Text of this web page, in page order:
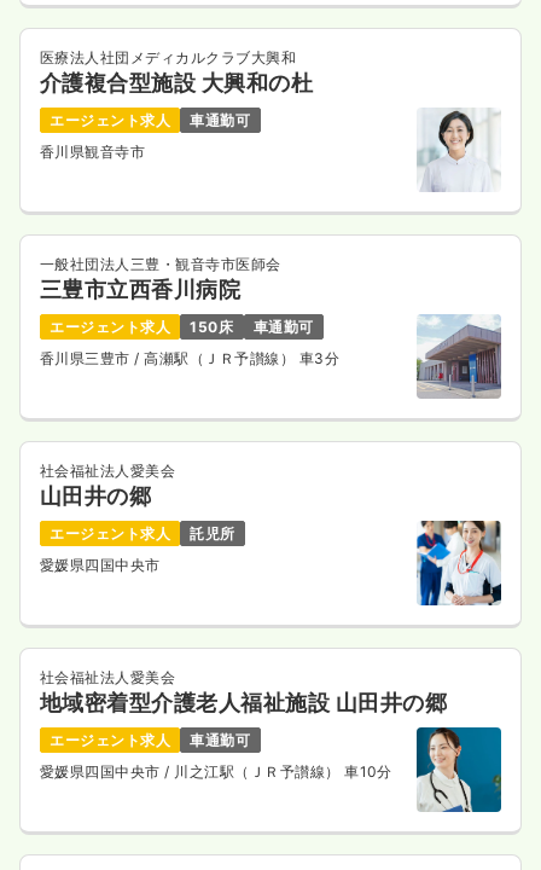
医療法人社団メディカルクラブ大興和
介護複合型施設 大興和の杜
エージェント求人
車通勤可
香川県観音寺市
一般社団法人三豊・観音寺市医師会
三豊市立西香川病院
エージェント求人 150床
車通勤可
香川県三豊市 / 高瀬駅（ＪＲ予讃線） 車3分
社会福祉法人愛美会
山田井の郷
エージェント求人
託児所
愛媛県四国中央市
社会福祉法人愛美会
地域密着型介護老人福祉施設 山田井の郷
エージェント求人
車通勤可
愛媛県四国中央市 / 川之江駅（ＪＲ予讃線） 車10分